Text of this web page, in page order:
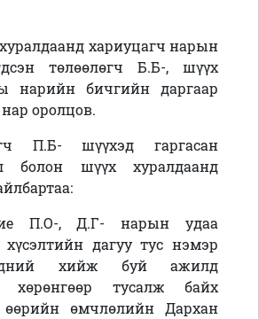
хариуцагч нарын
төлөөлөгч Б.Б-, шүүх
нарийн бичгийн даргаар
оролцов.
П.Б- шүүхэд гаргасан
болон шүүх хуралдаанд
П.О-, Д.Г- нарын удаа
хүсэлтийн дагуу тус нэмэр
хийж буй ажилд
хөрөнгөөр тусалж байх
өөрийн өмчлөлийн Дархан